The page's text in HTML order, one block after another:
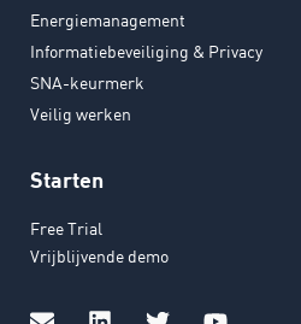
Energiemanagement
Informatiebeveiliging & Privacy
SNA-keurmerk
Veilig werken
Starten
Free Trial
Vrijblijvende demo